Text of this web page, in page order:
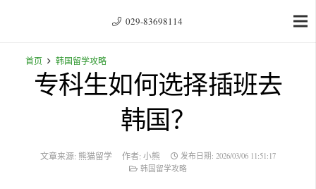
029-83698114
首页 韩国留学攻略
专科生如何选择插班去
韩国？
文章来源: 熊猫留学 作者:小熊 发布日期: 2026/03/06 11:51:17
韩国留学攻略